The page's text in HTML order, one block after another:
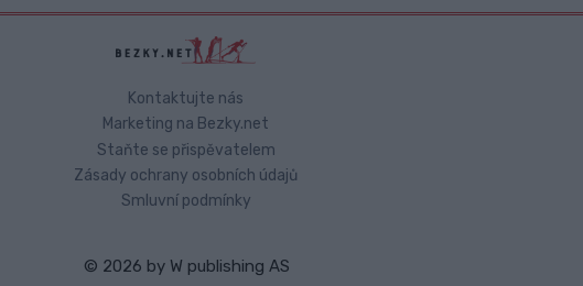
Kontaktujte nás
Marketing na Bezky.net
Staňte se přispěvatelem
Zásady ochrany osobních údajů
Smluvní podmínky
© 2026 by W publishing AS